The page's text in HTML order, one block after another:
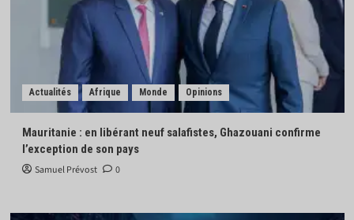
Actualités Afrique Monde Opinions
Mauritanie : en libérant neuf salafistes, Ghazouani confirme
l’exception de son pays
Samuel Prévost 0